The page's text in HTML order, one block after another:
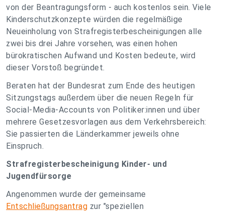
von der Beantragungsform - auch kostenlos sein. Viele
Kinderschutzkonzepte würden die regelmäßige
Neueinholung von Strafregisterbescheinigungen alle
zwei bis drei Jahre vorsehen, was einen hohen
bürokratischen Aufwand und Kosten bedeute, wird
dieser Vorstoß begründet.
Beraten hat der Bundesrat zum Ende des heutigen
Sitzungstags außerdem über die neuen Regeln für
Social-Media-Accounts von Politiker:innen und über
mehrere Gesetzesvorlagen aus dem Verkehrsbereich:
Sie passierten die Länderkammer jeweils ohne
Einspruch.
Strafregisterbescheinigung Kinder- und
Jugendfürsorge
Angenommen wurde der gemeinsame
Entschließungsantrag zur "speziellen